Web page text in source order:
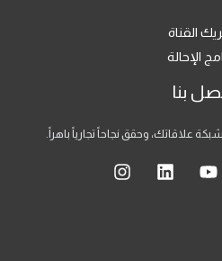
القناة
الإحالة
بنا
علاقاتك، وحقق نجاحاً تجارياً باهراً.